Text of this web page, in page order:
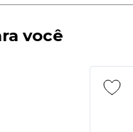
você